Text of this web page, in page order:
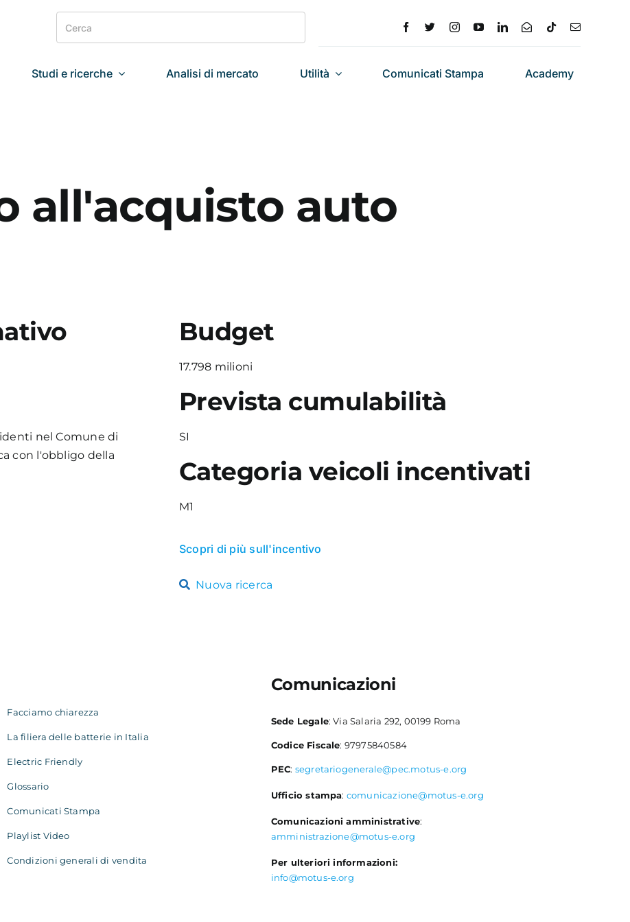
Search
for:
Studi e ricerche Analisi di mercato Utilità Comunicati Stampa Academy
all'acquisto auto
nel Comune di
con l'obbligo della
Budget
17.798 milioni
Prevista cumulabilità
SI
Categoria veicoli incentivati
M1
Scopri di più sull'incentivo
Nuova ricerca
Facciamo chiarezza
La filiera delle batterie in Italia
Electric Friendly
Glossario
Comunicati Stampa
Playlist Video
Condizioni generali di vendita
Comunicazioni
Sede Legale: Via Salaria 292, 00199 Roma
Codice Fiscale: 97975840584
PEC: segretariogenerale@pec.motus-e.org
Ufficio stampa: comunicazione@motus-e.org
Comunicazioni amministrative:
amministrazione@motus-e.org
Per ulteriori informazioni:
info@motus-e.org